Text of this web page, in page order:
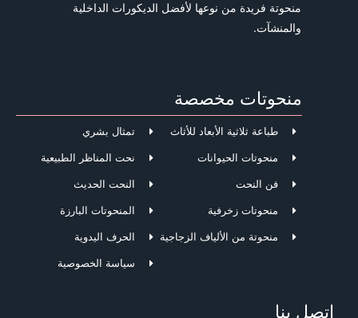
منحوتة فريدة من نوعها لأفضل الديكورات الداخلية
والمنشآت.
منحوتات مخصصة
طباعة ثلاثية الأبعاد للأثاث
منحوتات الحيوانات
فن النحت
منحوتات زخرفية
منحوتة من الألياف الزجاجية
تمثال بشري
نحت المناظر الطبيعية
النحت الحديث
المنحوتات البارزة
الحرف اليدوية
سياسة الخصوصية
اتصل بنا